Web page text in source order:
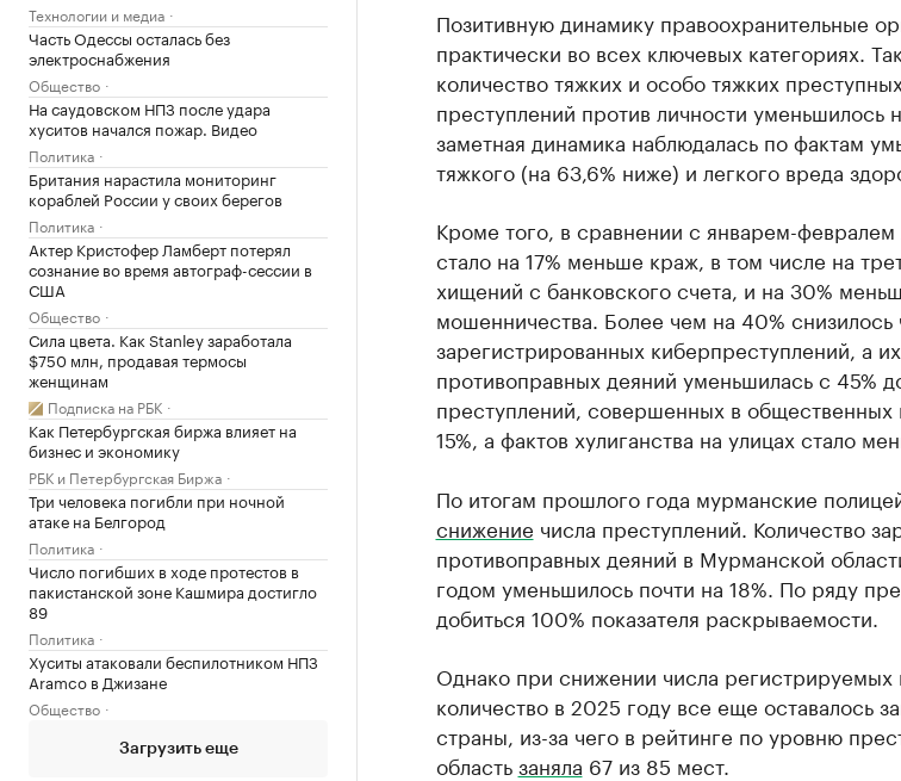
Технологии и медиа
Часть Одессы осталась без
электроснабжения
Общество
На саудовском НПЗ после удара
хуситов начался пожар. Видео
Политика
Британия нарастила мониторинг
кораблей России у своих берегов
Политика
Актер Кристофер Ламберт потерял
сознание во время автограф-сессии в
США
Общество
Сила цвета. Как Stanley заработала
$750 млн, продавая термосы
женщинам
Подписка на РБК
Как Петербургская биржа влияет на
бизнес и экономику
РБК и Петербургская Биржа
Три человека погибли при ночной
атаке на Белгород
Политика
Число погибших в ходе протестов в
пакистанской зоне Кашмира достигло
89
Политика
Хуситы атаковали беспилотником НПЗ
Aramco в Джизане
Общество
Загрузить еще
Позитивную динамику правоохранительные
практически во всех ключевых категориях.
количество тяжких и особо тяжких
преступлений против личности уменьшилось
заметная динамика наблюдалась по фактам
тяжкого (на 63,6% ниже) и легкого вреда
Кроме того, в сравнении с январем-
стало на 17% меньше краж, в том числе на
хищений с банковского счета, и на 30%
мошенничества. Более чем на 40% снизилось
зарегистрированных киберпреступлений, а
противоправных деяний уменьшилась с 45%
преступлений, совершенных в общественных
15%, а фактов хулиганства на улицах стало
По итогам прошлого года мурманские
снижение числа преступлений. Количество
противоправных деяний в Мурманской
годом уменьшилось почти на 18%. По ряду
добиться 100% показателя раскрываемости.
Однако при снижении числа
количество в 2025 году все еще оставалось
страны, из-за чего в рейтинге по уровню
областьзаняла 67 из 85 мест.